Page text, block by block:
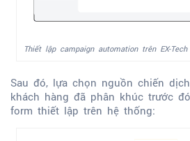
Thiết lập campaign automation trên EX-Tech
Sau đó, lựa chọn nguồn chiến
khách hàng đã phân khúc trước
form thiết lập trên hệ thống: